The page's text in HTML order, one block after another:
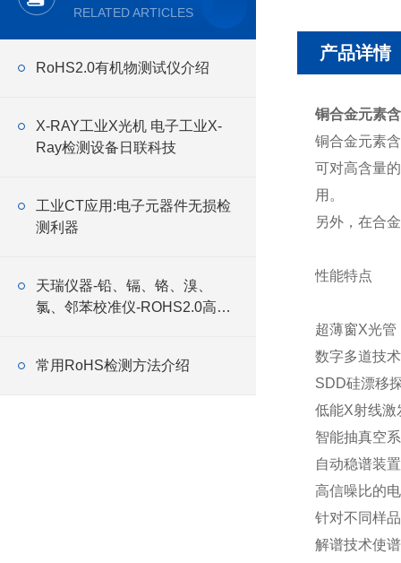
RELATED ARTICLES
RoHS2.0有机物测试仪介绍
X-RAY工业X光机 电子工业X-
Ray检测设备日联科技
工业CT应用:电子元器件无损检
测利器
天瑞仪器-铅、镉、铬、溴、
氯、邻苯校准仪-ROHS2.0高效
常用RoHS检测方法介绍
产品详情
铜合金元素
铜合金元素
可对高含量
用。
另外，在合
性能特点
超薄窗X光管
数字多道技
SDD硅漂移
低能X射线激
智能抽真空
自动稳谱装
高信噪比的
针对不同样
解谱技术使